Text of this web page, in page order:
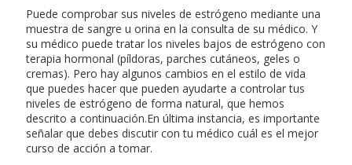
Puede comprobar sus niveles de estrógeno mediante una
muestra de sangre u orina en la consulta de su médico. Y
su médico puede tratar los niveles bajos de estrógeno con
terapia hormonal (píldoras, parches cutáneos, geles o
cremas). Pero hay algunos cambios en el estilo de vida
que puedes hacer que pueden ayudarte a controlar tus
niveles de estrógeno de forma natural, que hemos
descrito a continuación.En última instancia, es importante
señalar que debes discutir con tu médico cuál es el mejor
curso de acción a tomar.